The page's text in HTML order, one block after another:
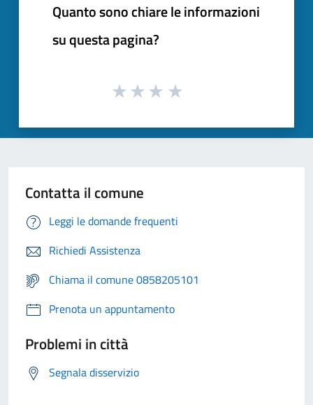
Quanto sono chiare le informazioni
su questa pagina?
Contatta il comune
Leggi le domande frequenti
Richiedi Assistenza
Chiama il comune 0858205101
Prenota un appuntamento
Problemi in città
Segnala disservizio